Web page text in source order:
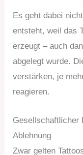
Es geht dabei
entsteht, weil das
erzeugt – auch
abgelegt wurde.
verstärken, je
reagieren.
Gesellschaftlicher
Ablehnung
Zwar gelten